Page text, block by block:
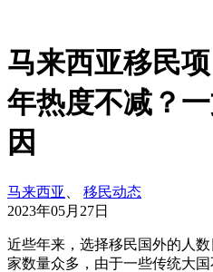
马来西亚移民
年热度不减？
因
马来西亚
移民动态
2023年05月27日
近些年来，选择移民国外的人
家数量众多，由于一些传统大